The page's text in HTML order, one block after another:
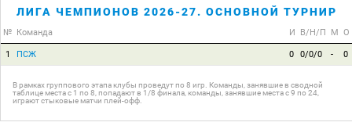
ЛИГА ЧЕМПИОНОВ 2026-27. ОСНОВНОЙ ТУРНИР
№ Команда И В/Н/П М О
1 ПСЖ 0 0/0/0 - 0
В рамках группового этапа клубы проведут по 8 игр. Команды, занявшие в сводной
таблице места с 1 по 8, попадают в 1/8 финала, команды, занявшие места с 9 по 24,
играют стыковые матчи плей-офф.